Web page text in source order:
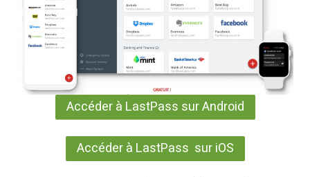
Accéder à LastPass sur Android
Accéder à LastPass sur iOS